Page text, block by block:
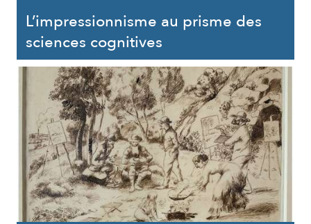
L’impressionnisme au prisme des
sciences cognitives